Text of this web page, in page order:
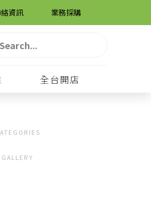
資訊 業務採購
全台開店